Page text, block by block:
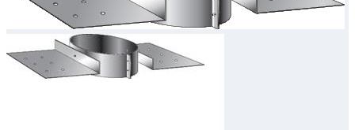
Assortiment
Oplossingen